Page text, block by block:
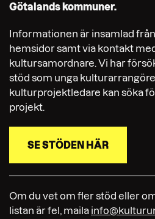
Götalands kommuner.
Informationen är insamlad
hemsidor samt via kontakt
kultursamordnare. Vi har
stöd som unga
kulturprojektledare kan söka
projekt.
SE STÖDEN HÄR
Om du vet om fler stöd eller
listan är fel, maila